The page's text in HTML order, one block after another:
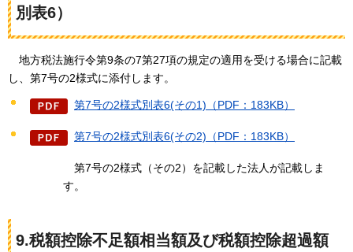
別表6）
地方税法施行令第9条の7第27項の規定の適用を受ける場合に記載
し、第7号の2様式に添付します。
第7号の2様式別表6(その1)（PDF：183KB）
第7号の2様式別表6(その2)（PDF：183KB）
第7号の2様式（その2）を記載した法人が記載しま
す。
9.税額控除不足額相当額及び税額控除超過額